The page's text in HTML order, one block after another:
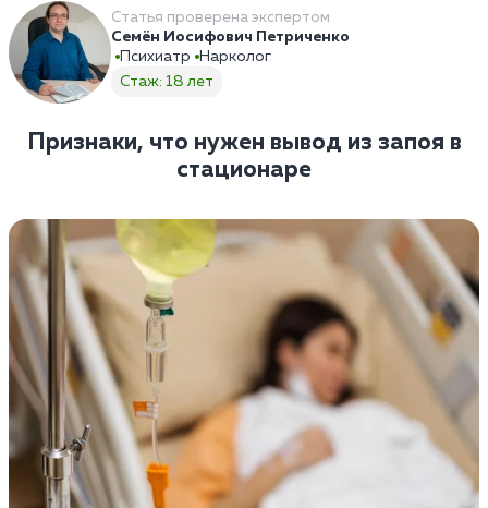
Статья проверена экспертом
Семён Иосифович Петриченко
Психиатр
Нарколог
Стаж: 18 лет
Признаки, что нужен вывод из запоя в
стационаре